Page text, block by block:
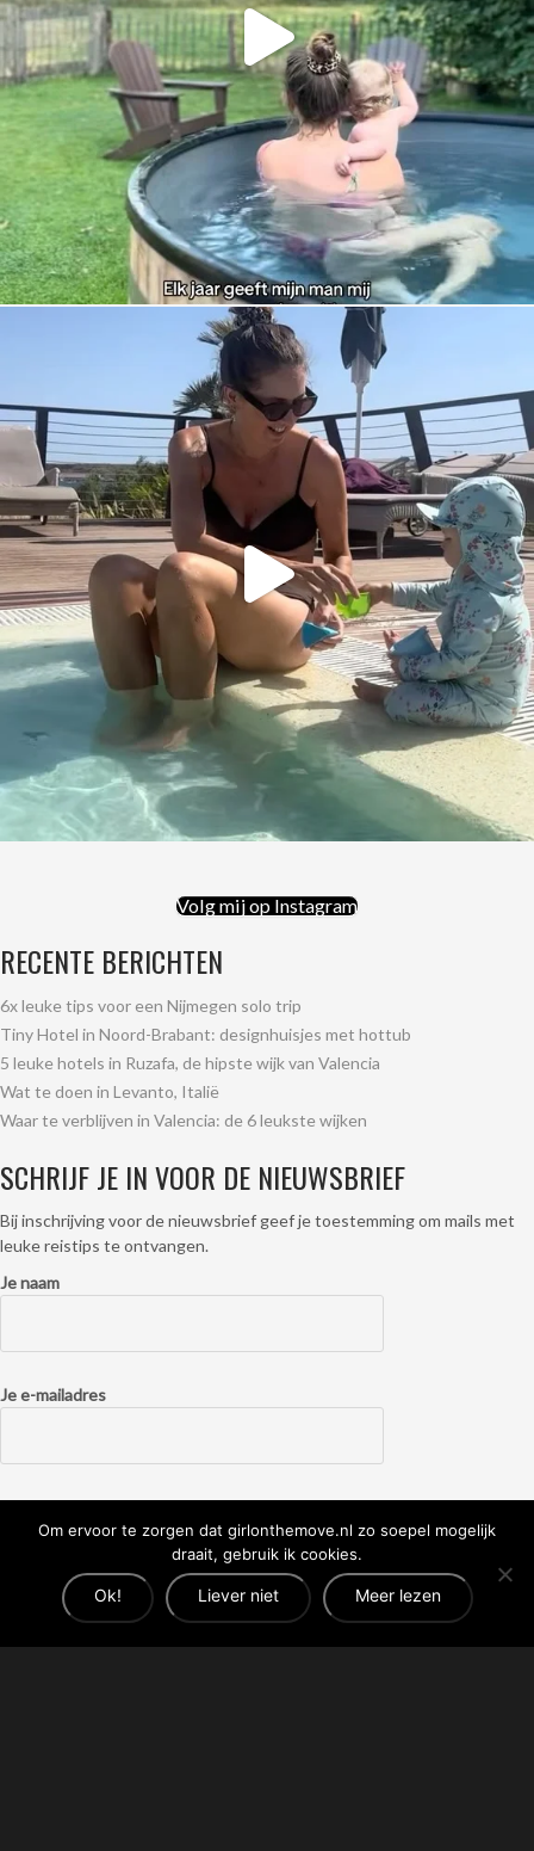
Volg mij op Instagram
RECENTE BERICHTEN
6x leuke tips voor een Nijmegen solo trip
Tiny Hotel in Noord-Brabant: designhuisjes met hottub
5 leuke hotels in Ruzafa, de hipste wijk van Valencia
Wat te doen in Levanto, Italië
Waar te verblijven in Valencia: de 6 leukste wijken
SCHRIJF JE IN VOOR DE NIEUWSBRIEF
Bij inschrijving voor de nieuwsbrief geef je toestemming om mails met
leuke reistips te ontvangen.
Je naam
Je e-mailadres
Lees hier de privacyverklaring.
Om ervoor te zorgen dat girlonthemove.nl zo soepel mogelijk
draait, gebruik ik cookies.
Ok! Liever niet Meer lezen